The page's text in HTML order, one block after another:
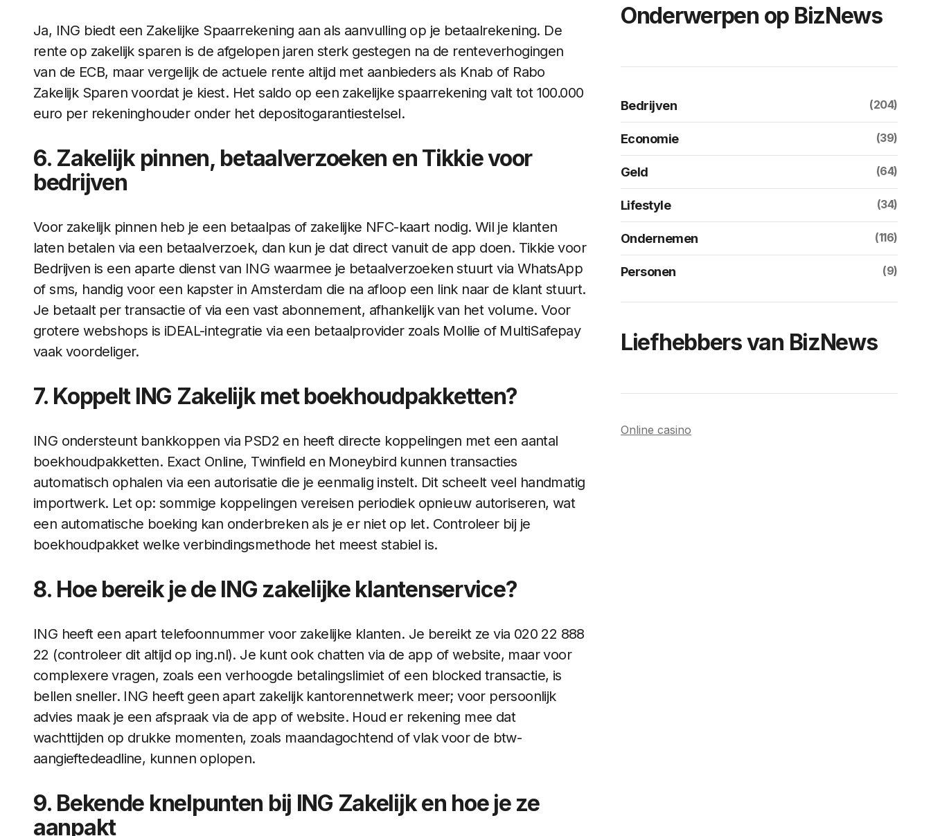
Ja, ING biedt een Zakelijke Spaarrekening aan als aanvulling op je betaalrekening. De
rente op zakelijk sparen is de afgelopen jaren sterk gestegen na de renteverhogingen
van de ECB, maar vergelijk de actuele rente altijd met aanbieders als Knab of Rabo
Zakelijk Sparen voordat je kiest. Het saldo op een zakelijke spaarrekening valt tot 100.000
euro per rekeninghouder onder het depositogarantiestelsel.
6. Zakelijk pinnen, betaalverzoeken en Tikkie voor
bedrijven
Voor zakelijk pinnen heb je een betaalpas of zakelijke NFC-kaart nodig. Wil je klanten
laten betalen via een betaalverzoek, dan kun je dat direct vanuit de app doen. Tikkie voor
Bedrijven is een aparte dienst van ING waarmee je betaalverzoeken stuurt via WhatsApp
of sms, handig voor een kapster in Amsterdam die na afloop een link naar de klant stuurt.
Je betaalt per transactie of via een vast abonnement, afhankelijk van het volume. Voor
grotere webshops is iDEAL-integratie via een betaalprovider zoals Mollie of MultiSafepay
vaak voordeliger.
7. Koppelt ING Zakelijk met boekhoudpakketten?
ING ondersteunt bankkoppen via PSD2 en heeft directe koppelingen met een aantal
boekhoudpakketten. Exact Online, Twinfield en Moneybird kunnen transacties
automatisch ophalen via een autorisatie die je eenmalig instelt. Dit scheelt veel handmatig
importwerk. Let op: sommige koppelingen vereisen periodiek opnieuw autoriseren, wat
een automatische boeking kan onderbreken als je er niet op let. Controleer bij je
boekhoudpakket welke verbindingsmethode het meest stabiel is.
8. Hoe bereik je de ING zakelijke klantenservice?
ING heeft een apart telefoonnummer voor zakelijke klanten. Je bereikt ze via 020 22 888
22 (controleer dit altijd op ing.nl). Je kunt ook chatten via de app of website, maar voor
complexere vragen, zoals een verhoogde betalingslimiet of een blocked transactie, is
bellen sneller. ING heeft geen apart zakelijk kantorennetwerk meer; voor persoonlijk
advies maak je een afspraak via de app of website. Houd er rekening mee dat
wachttijden op drukke momenten, zoals maandagochtend of vlak voor de btw-
aangieftedeadline, kunnen oplopen.
9. Bekende knelpunten bij ING Zakelijk en hoe je ze
aanpakt
Onderwerpen op BizNews
Bedrijven (204)
Economie (39)
Geld (64)
Lifestyle (34)
Ondernemen (116)
Personen (9)
Liefhebbers van BizNews
Online casino